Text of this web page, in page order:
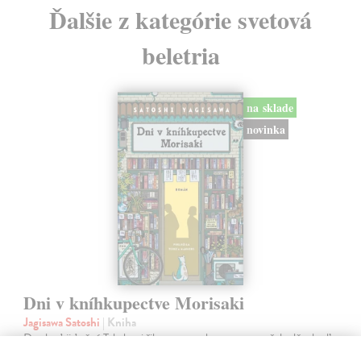
Ďalšie z kategórie svetová
beletria
na sklade
novinka
Dni v kníhkupectve Morisaki
Jagisawa Satoshi | Kniha
Dvadsaťpäťročná Takako si žila pomerne bezstarostne až do dňa, keď